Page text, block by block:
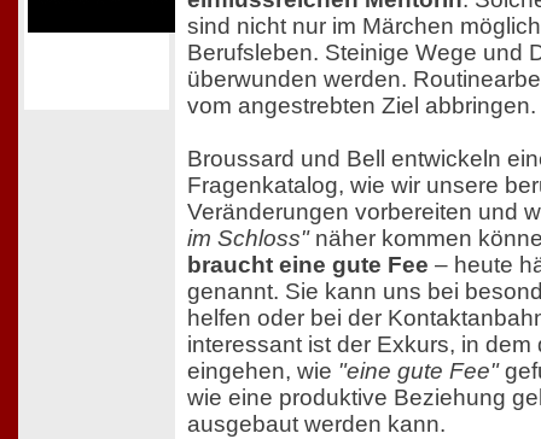
sind nicht nur im Märchen
Berufsleben. Steinige Wege und
überwunden werden.
vom angestrebten Ziel abbringen.
Broussard und Bell entwickeln
Fragenkatalog, wie wir unsere
Veränderungen vorbereiten und
im Schloss"näher kommen
braucht eine gute Fee – heute
genannt. Sie kann uns bei
helfen oder bei der
interessant ist der Exkurs, in dem
eingehen, wie "eine gute Fee"
wie eine produktive Beziehung
ausgebaut werden kann.